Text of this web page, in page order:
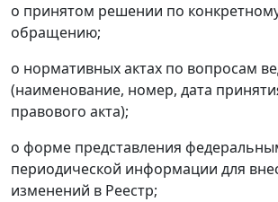
о принятом решении по
обращению;
о нормативных актах по вопросам
(наименование, номер, дата
правового акта);
о форме представления
периодической информации для
изменений в Реестр;